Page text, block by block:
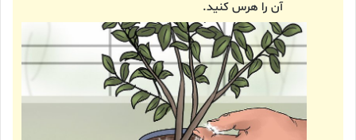
آن را هرس کنید.